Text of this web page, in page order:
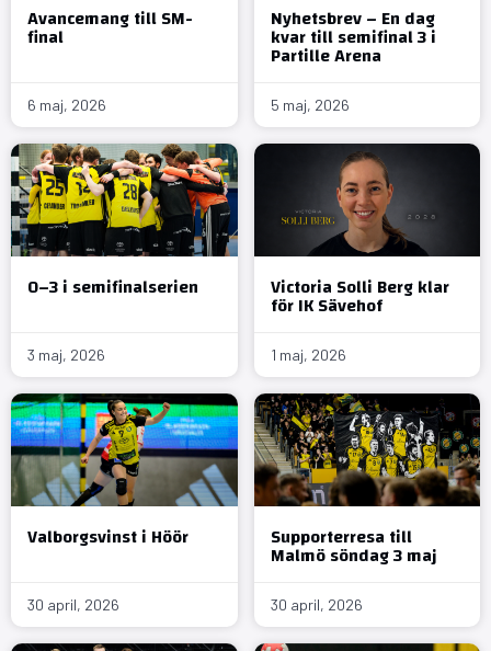
Avancemang till SM-
final
6 maj, 2026
Nyhetsbrev – En dag
kvar till semifinal 3 i
Partille Arena
5 maj, 2026
0–3 i semifinalserien
3 maj, 2026
Victoria Solli Berg klar
för IK Sävehof
1 maj, 2026
Valborgsvinst i Höör
30 april, 2026
Supporterresa till
Malmö söndag 3 maj
30 april, 2026